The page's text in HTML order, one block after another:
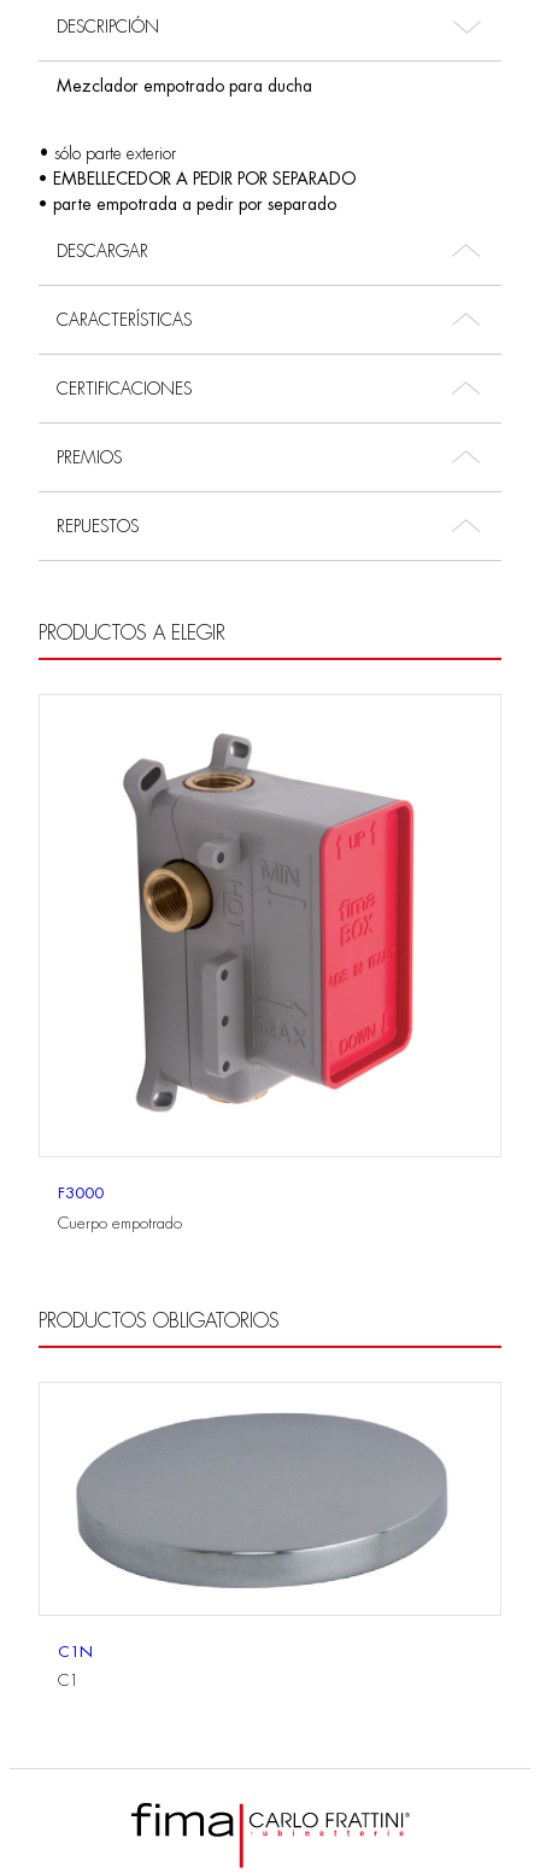
DESCRIPCIÓN
Mezclador empotrado para ducha
• sólo parte exterior
• EMBELLECEDOR A PEDIR POR SEPARADO
• parte empotrada a pedir por separado
DESCARGAR
CARACTERÍSTICAS
CERTIFICACIONES
PREMIOS
REPUESTOS
PRODUCTOS A ELEGIR
F3000
Cuerpo empotrado
PRODUCTOS OBLIGATORIOS
C1N
C1